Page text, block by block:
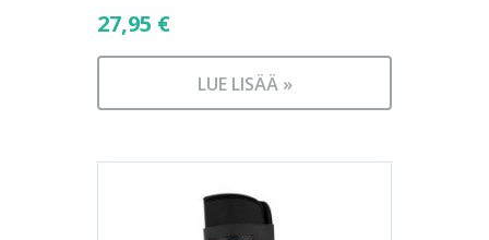
27,95 €
LUE LISÄÄ »